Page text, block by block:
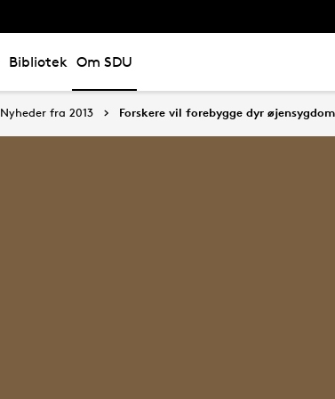
Bibliotek Om SDU
Nyheder fra 2013 Forskere vil forebygge dyr